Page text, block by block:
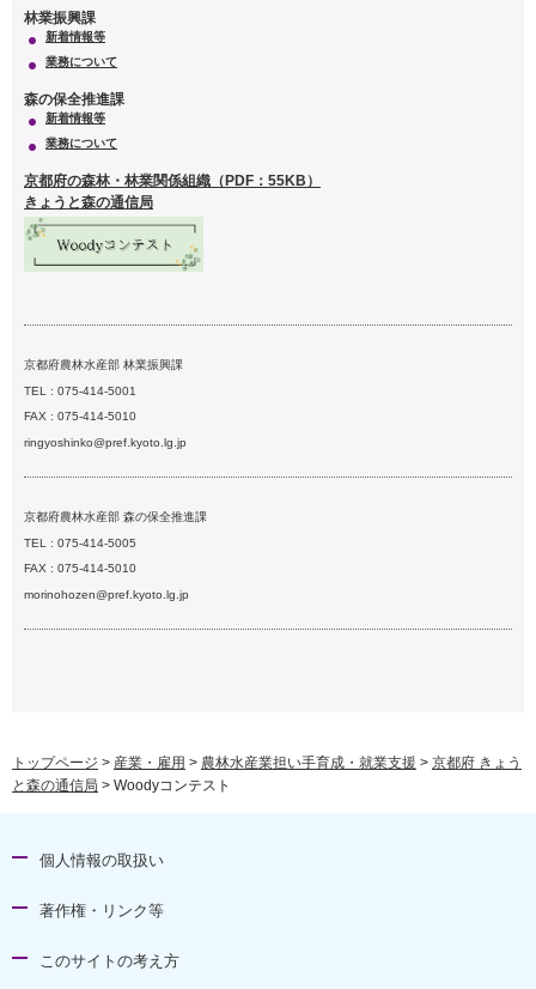
林業振興課
新着情報等
業務について
森の保全推進課
新着情報等
業務について
京都府の森林・林業関係組織（PDF：55KB）
きょうと森の通信局
京都府農林水産部 林業振興課
TEL : 075-414-5001
FAX : 075-414-5010
ringyoshinko@pref.kyoto.lg.jp
京都府農林水産部 森の保全推進課
TEL : 075-414-5005
FAX : 075-414-5010
morinohozen@pref.kyoto.lg.jp
トップページ > 産業・雇用 > 農林水産業担い手育成・就業支援 > 京都府 きょう
と森の通信局 > Woodyコンテスト
個人情報の取扱い
著作権・リンク等
このサイトの考え方